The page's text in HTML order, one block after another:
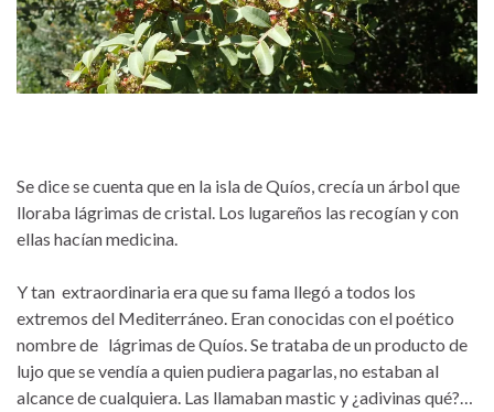
Se dice se cuenta que en la isla de Quíos, crecía un árbol que
lloraba lágrimas de cristal. Los lugareños las recogían y con
ellas hacían medicina.
Y tan extraordinaria era que su fama llegó a todos los
extremos del Mediterráneo. Eran conocidas con el poético
nombre de lágrimas de Quíos. Se trataba de un producto de
lujo que se vendía a quien pudiera pagarlas, no estaban al
alcance de cualquiera. Las llamaban mastic y ¿adivinas qué?…